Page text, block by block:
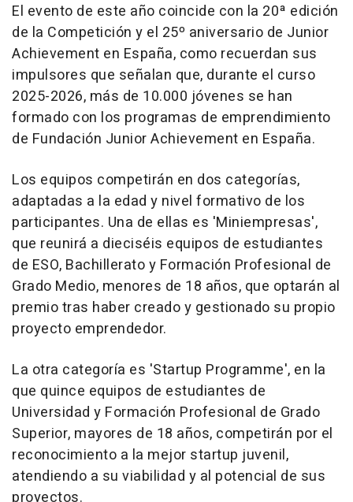
El evento de este año coincide con la 20ª edición
de la Competición y el 25º aniversario de Junior
Achievement en España, como recuerdan sus
impulsores que señalan que, durante el curso
2025-2026, más de 10.000 jóvenes se han
formado con los programas de emprendimiento
de Fundación Junior Achievement en España.
Los equipos competirán en dos categorías,
adaptadas a la edad y nivel formativo de los
participantes. Una de ellas es 'Miniempresas',
que reunirá a dieciséis equipos de estudiantes
de ESO, Bachillerato y Formación Profesional de
Grado Medio, menores de 18 años, que optarán al
premio tras haber creado y gestionado su propio
proyecto emprendedor.
La otra categoría es 'Startup Programme', en la
que quince equipos de estudiantes de
Universidad y Formación Profesional de Grado
Superior, mayores de 18 años, competirán por el
reconocimiento a la mejor startup juvenil,
atendiendo a su viabilidad y al potencial de sus